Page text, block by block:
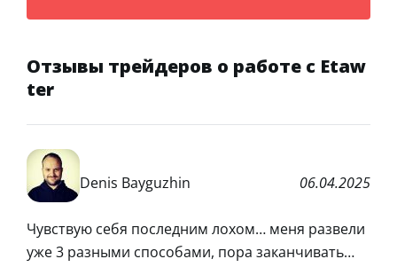
Отзывы трейдеров о работе с Etaw
ter
Denis Bayguzhin 06.04.2025
Чувствую себя последним лохом… меня развели
уже 3 разными способами, пора заканчивать…